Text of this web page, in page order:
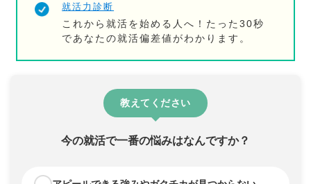
就活力診断
これから就活を始める人へ！たった30秒
であなたの就活偏差値がわかります。